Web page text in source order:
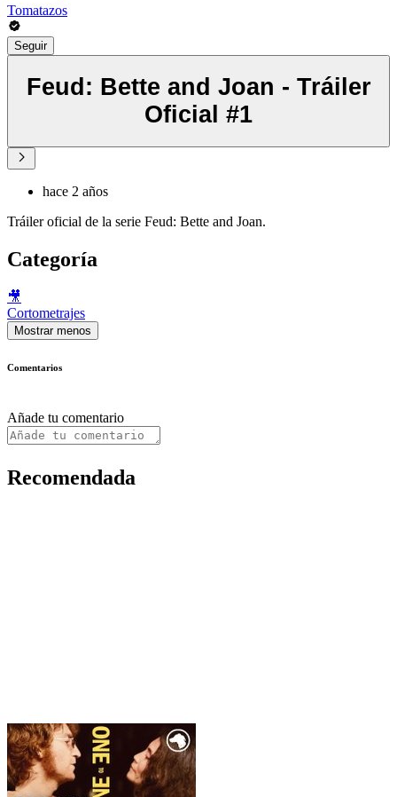
Tomatazos
Seguir
Feud: Bette and Joan - Tráiler
Oficial #1
hace 2 años
Tráiler oficial de la serie Feud: Bette and Joan.
Categoría
🎥
Cortometrajes
Mostrar menos
Comentarios
Añade tu comentario
Recomendada